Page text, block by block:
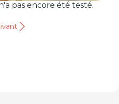
pas encore été testé.